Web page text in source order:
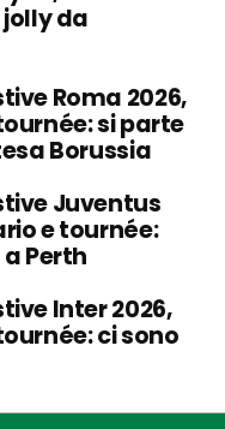
da
Roma 2026,
si parte
Borussia
Juventus
e tournée:
Perth
Inter 2026,
ci sono